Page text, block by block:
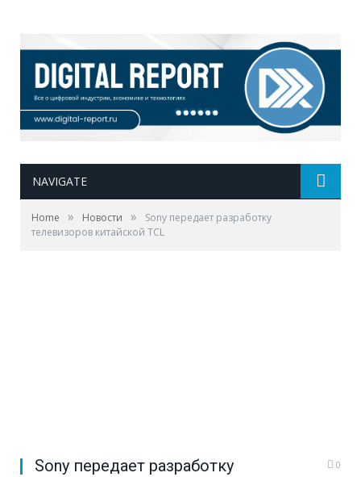
NAVIGATE
Home » Новости »
Sony передает разработку
телевизоров китайской TCL
Sony передает разработку
0